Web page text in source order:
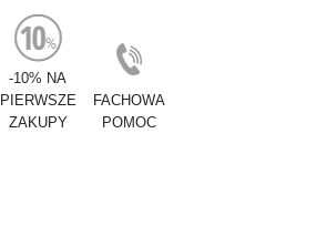
-10% NA
PIERWSZE
ZAKUPY
FACHOWA
POMOC